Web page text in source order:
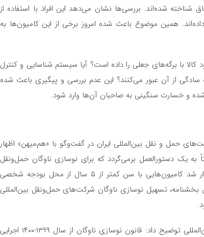
شناخته شده‌اند. بررسی‌ها نشان می‌دهد این افراد با استفاده از
همین موضوع باعث شده امروز برخی از این کامیون‌ها به
با برگه‌های جعلی را داده است؟ آیا سیستم شناسایی و کنترل
از آن عبور می‌کنند؟ این عدم بررسی و پیگیری باعث شده
و خسارت سنگینی به صاحبان آن‌ها وارد شود.
حمل و نقل بین‌المللی ایران در گفت‌وگو با «هم‌میهن» اظهار
به یک دستور‌العمل برمی‌گردد که برای نوسازی ناوگان حمل‌ونقل
جاده‌ای توسط وزارت راه ابلاغ شد؛ بر همین اساس قرار شد کامیون‌هایی با سن کمتر از ۵ سال از محل بودجه شخصی
تسهیل نوسازی ناوگان شرکت‌های حمل‌ونقل بین‌المللی
روابط عمومی انجمن صنفی شرکت‌‎های حمل و نقل بین‌المللی توضیح داد: قانون نوسازی ناوگان از سال ۱۳۹۹-۱۴۰۰ اجرایی